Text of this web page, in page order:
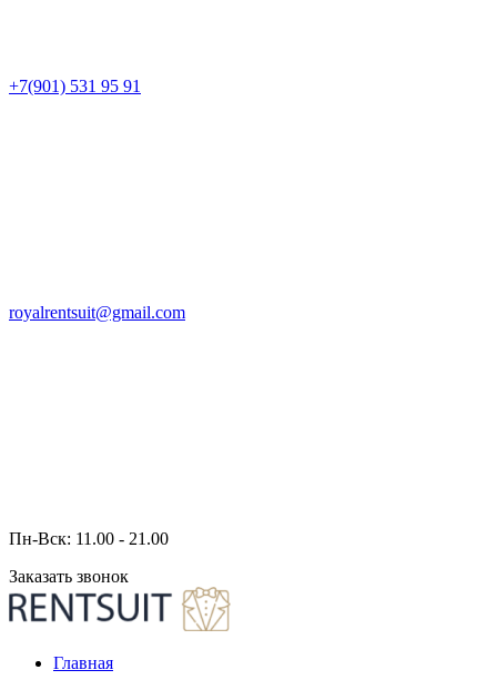
+7(901) 531 95 91
royalrentsuit@gmail.com
Пн-Вск: 11.00 - 21.00
Заказать звонок
Главная